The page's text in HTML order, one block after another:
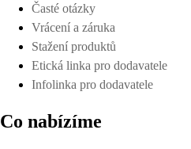
Časté otázky
Vrácení a záruka
Stažení produktů
Etická linka pro dodavatele
Infolinka pro dodavatele
Co nabízíme